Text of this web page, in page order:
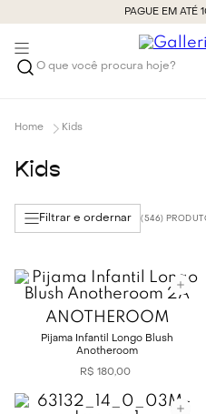
PAGUE EM ATÉ
O que você procura hoje?
Kids
Kids
Filtrar e ordernar 546
ANOTHEROOM
Pijama Infantil Longo Blush
Anotheroom
R$ 180,00